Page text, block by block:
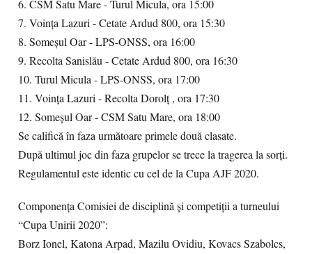
6. CSM Satu Mare - Turul Micula, ora 15:00
7. Voinţa Lazuri - Cetate Ardud 800, ora 15:30
8. Someşul Oar - LPS-ONSS, ora 16:00
9. Recolta Sanislău - Cetate Ardud 800, ora 16:30
10. Turul Micula - LPS-ONSS, ora 17:00
11. Voinţa Lazuri - Recolta Dorolţ , ora 17:30
12. Someşul Oar - CSM Satu Mare, ora 18:00
Se califică în faza următoare primele două clasate.
După ultimul joc din faza grupelor se trece la tragerea la sorţi.
Regulamentul este identic cu cel de la Cupa AJF 2020.
Componenţa Comisiei de disciplină şi competiţii a turneului
“Cupa Unirii 2020”:
Borz Ionel, Katona Arpad, Mazilu Ovidiu, Kovacs Szabolcs,